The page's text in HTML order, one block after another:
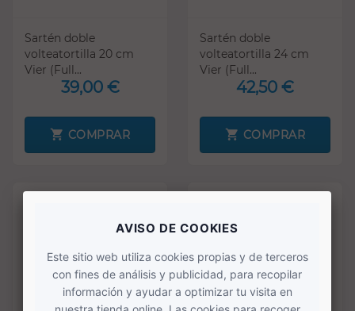
Sartén doble
volteatortilla 20 cm
Vier (Full...
39,00 €
COMPRAR
Sartén doble
volteatortilla 24 cm
Vier (Full...
42,50 €
COMPRAR